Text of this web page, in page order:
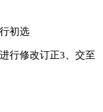
初选
行修改订正3、交至